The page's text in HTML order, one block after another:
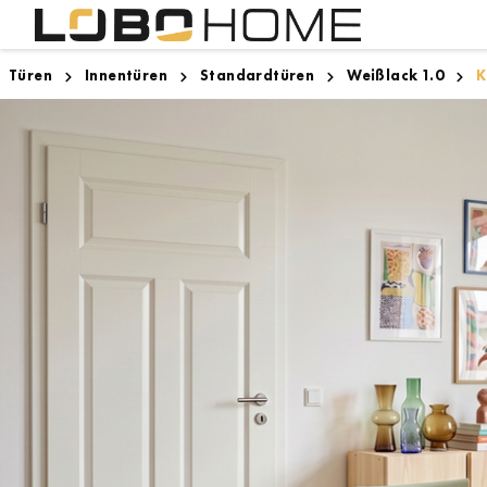
Innentüren Zargen
Designboden
Lighthouse Bremen
Türen Innentüren Standardtüren Weißlack 1.0